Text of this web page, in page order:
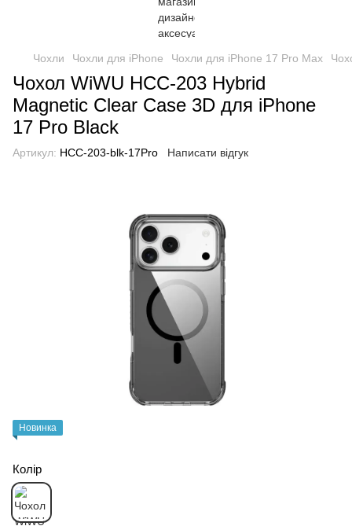
Чохли Чохли для iPhone Чохли для iPhone 17 Pro Max
Чохол WiWU HCC-203 Hybrid
Magnetic Clear Case 3D для iPhone
17 Pro Black
Артикул: HCC-203-blk-17Pro Написати відгук
Новинка
Колір